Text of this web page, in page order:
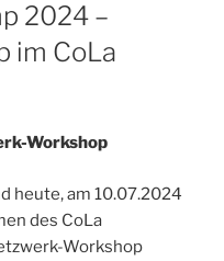
2024 –
im CoLa
Workshop
heute, am 10.07.2024
des CoLa
Workshop